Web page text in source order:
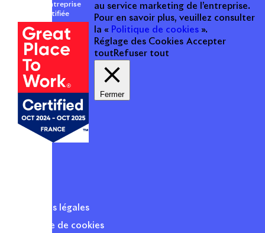
Une entreprise
certifiée
Mentions légales
Politique de cookies
au service marketing de l’entreprise.
Pour en savoir plus, veuillez consulter
la « Politique de cookies ».
Réglage des Cookies Accepter
tout Refuser tout
Fermer